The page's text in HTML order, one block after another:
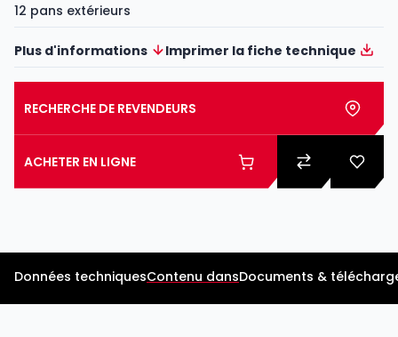
12 pans extérieurs
Plus d'informations Imprimer la fiche technique
RECHERCHE DE REVENDEURS
ACHETER EN LIGNE
Données techniquesContenu dansDocuments &